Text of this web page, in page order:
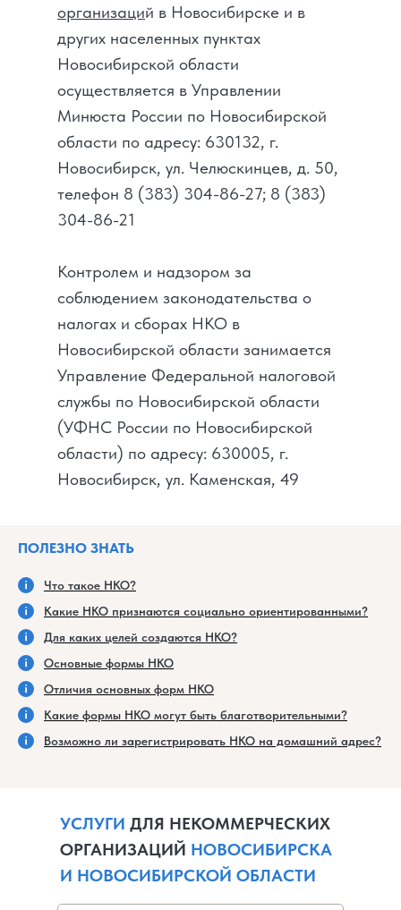
организаций в Новосибирске и в
других населенных пунктах
Новосибирской области
осуществляется в Управлении
Минюста России по Новосибирской
области по адресу: 630132, г.
Новосибирск, ул. Челюскинцев, д. 50,
телефон 8 (383) 304-86-27; 8 (383)
304-86-21
Контролем и надзором за
соблюдением законодательства о
налогах и сборах НКО в
Новосибирской области занимается
Управление Федеральной налоговой
службы по Новосибирской области
(УФНС России по Новосибирской
области) по адресу: 630005, г.
Новосибирск, ул. Каменская, 49
ПОЛЕЗНО ЗНАТЬ
Что такое НКО?
Какие НКО признаются социально ориентированными?
Для каких целей создаются НКО?
Основные формы НКО
Отличия основных форм НКО
Какие формы НКО могут быть благотворительными?
Возможно ли зарегистрировать НКО на домашний адрес?
УСЛУГИ ДЛЯ НЕКОММЕРЧЕСКИХ
ОРГАНИЗАЦИЙ НОВОСИБИРСКА
И НОВОСИБИРСКОЙ ОБЛАСТИ